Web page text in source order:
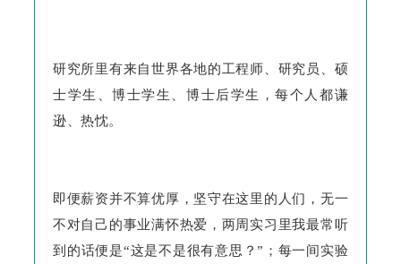
研究所里有来自世界各地的工程师、研究员、硕
士学生、博士学生、博士后学生，每个人都谦
逊、热忱。
即便薪资并不算优厚，坚守在这里的人们， 无一
不对自己的事业满怀热爱，两周实习里我最常听
到的话便是“这是不是很有意思？”；每一间实验